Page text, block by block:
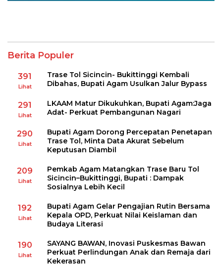
Berita Populer
391
Lihat
Trase Tol Sicincin- Bukittinggi Kembali
Dibahas, Bupati Agam Usulkan Jalur Bypass
291
Lihat
LKAAM Matur Dikukuhkan, Bupati Agam:Jaga
Adat- Perkuat Pembangunan Nagari
290
Lihat
Bupati Agam Dorong Percepatan Penetapan
Trase Tol, Minta Data Akurat Sebelum
Keputusan Diambil
209
Lihat
Pemkab Agam Matangkan Trase Baru Tol
Sicincin–Bukittinggi, Bupati : Dampak
Sosialnya Lebih Kecil
192
Lihat
Bupati Agam Gelar Pengajian Rutin Bersama
Kepala OPD, Perkuat Nilai Keislaman dan
Budaya Literasi
190
Lihat
SAYANG BAWAN, Inovasi Puskesmas Bawan
Perkuat Perlindungan Anak dan Remaja dari
Kekerasan